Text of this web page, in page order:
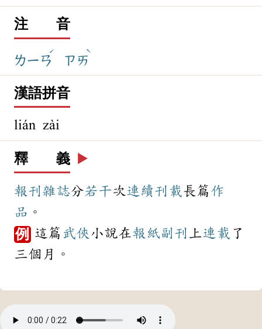
注 音
ㄌㄧㄢ
ˊ
ㄗㄞ
ˋ
漢語拼音
lián zài
釋 義 ▶️
報刊雜誌分若干次連續刊載長篇 作
品 。
例 這篇 武俠 小說在報紙副刊 上連載 了
三個月。